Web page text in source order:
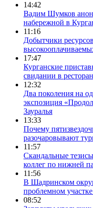
14:42
Вадим Шумков
набережной в
11:16
Добытчики
17:47
Курганские
свидании в
12:32
Два поколения на
экспозиция
Зауралья
13:33
Почему
разочаровывают
11:57
Скандальные
коллег по нижней
11:56
В Шадринском
проблемном
08:52